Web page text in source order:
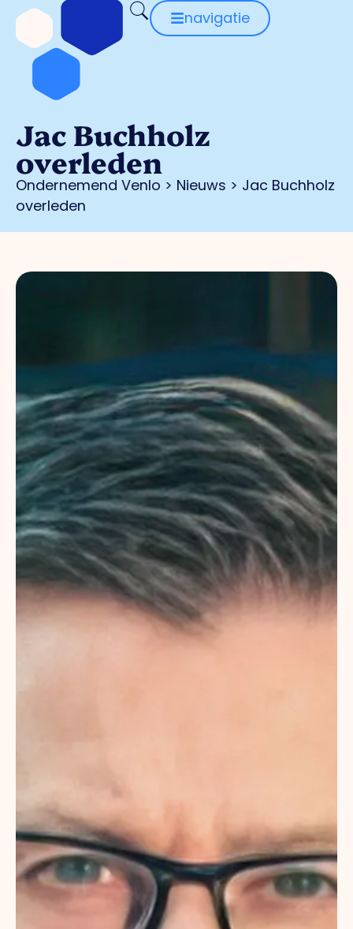
navigatie
Jac Buchholz
overleden
Ondernemend Venlo > Nieuws > Jac Buchholz
overleden